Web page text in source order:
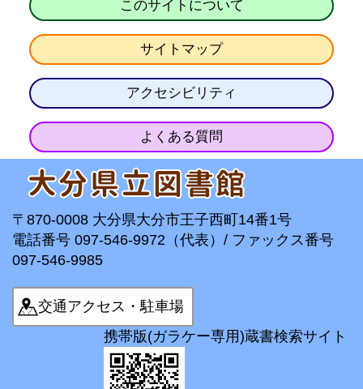
このサイトについて
サイトマップ
アクセシビリティ
よくある質問
〒870-0008 大分県大分市王子西町14番1号
電話番号 097-546-9972（代表）/ ファックス番号
097-546-9985
交通アクセス・駐車場
携帯版(ガラケー専用)蔵書検索サイト